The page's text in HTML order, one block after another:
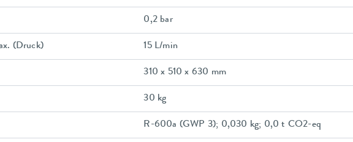
0,2 bar
(Druck) 15 L/min
310 x 510 x 630 mm
30 kg
R-600a (GWP 3); 0,030 kg; 0,0 t CO2-eq